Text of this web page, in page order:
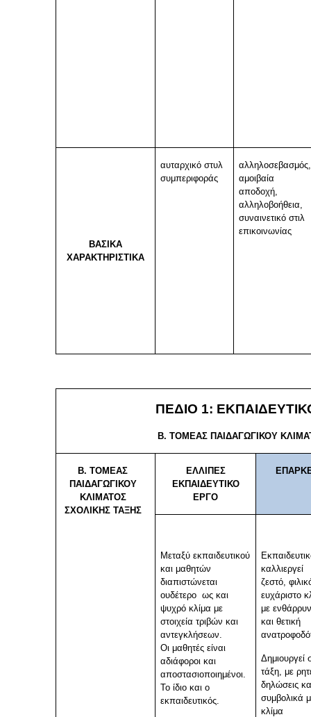
ΒΑΣΙΚΑ
ΧΑΡΑΚΤΗΡΙΣΤΙΚΑ
αυταρχικό στυλ
συμπεριφοράς
αλληλοσεβασμός,
αμοιβαία
αποδοχή,
αλληλοβοήθεια,
συναινετικό στιλ
επικοινωνίας
ΠΕΔΙΟ 1:
Β. ΤΟΜΕΑΣ ΠΑΙΔΑΓΩΓΙΚΟΥ
Β. ΤΟΜΕΑΣ
ΠΑΙΔΑΓΩΓΙΚΟΥ
ΚΛΙΜΑΤΟΣ
ΣΧΟΛΙΚΗΣ ΤΑΞΗΣ
ΕΛΛΙΠΕΣ
ΕΚΠΑΙΔΕΥΤΙΚΟ
ΕΡΓΟ
Μεταξύ εκπαιδευτικού
και μαθητών
διαπιστώνεται
ουδέτερο ως και
ψυχρό κλίμα με
στοιχεία τριβών και
αντεγκλήσεων.
Οι μαθητές είναι
αδιάφοροι και
αποστασιοποιημένοι.
Το ίδιο και ο
εκπαιδευτικός.
καλλιεργεί
ζεστό,
ευχάριστο
με
και θετική
Δημιουργεί
τάξη, με
δηλώσεις
συμβολικά
κλίμα